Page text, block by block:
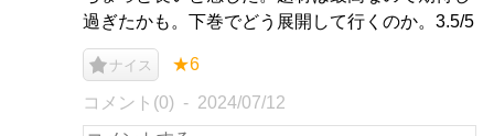
過ぎたかも。下巻でどう展開して行くのか。3.5/5
ナイス ★6
コメント(0) 2024/07/12